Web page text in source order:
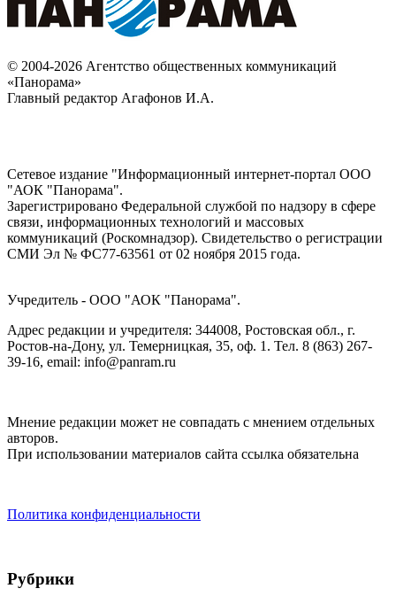
© 2004-2026 Агентство общественных коммуникаций
«Панорама»
Главный редактор Агафонов И.А.
Сетевое издание "Информационный интернет-портал ООО
"АОК "Панорама".
Зарегистрировано Федеральной службой по надзору в сфере
связи, информационных технологий и массовых
коммуникаций (Роскомнадзор). Cвидетельство о регистрации
СМИ Эл № ФС77-63561 от 02 ноября 2015 года.
Учредитель - ООО "АОК "Панорама".
Адрес редакции и учредителя: 344008, Ростовская обл., г.
Ростов-на-Дону, ул. Темерницкая, 35, оф. 1. Тел. 8 (863) 267-
39-16, email: info@panram.ru
Мнение редакции может не совпадать с мнением отдельных
авторов.
При использовании материалов сайта ссылка обязательна
Политика конфиденциальности
Рубрики